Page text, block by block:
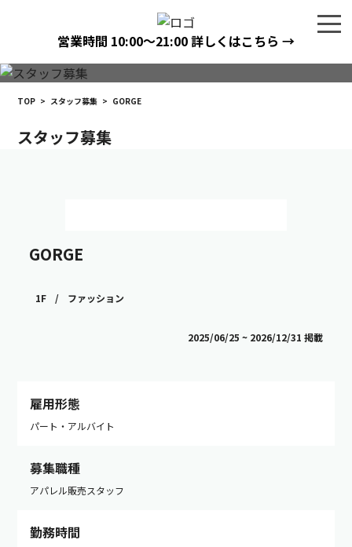
営業時間 10:00〜21:00詳しくはこちら →
TOP > スタッフ募集 > GORGE
スタッフ募集
GORGE
1F / ファッション
2025/06/25 ~ 2026/12/31 掲載
雇用形態
パート・アルバイト
募集職種
アパレル販売スタッフ
勤務時間